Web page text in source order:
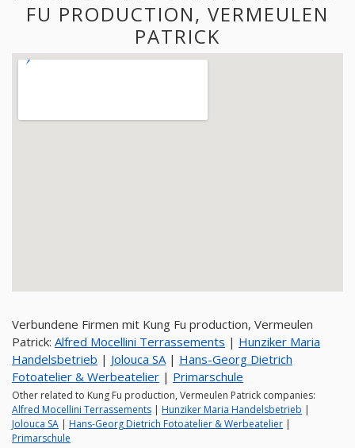
FU PRODUCTION, VERMEULEN
PATRICK
Verbundene Firmen mit Kung Fu production, Vermeulen
Patrick: Alfred Mocellini Terrassements | Hunziker Maria
Handelsbetrieb | Jolouca SA | Hans-Georg Dietrich
Fotoatelier & Werbeatelier | Primarschule
Other related to Kung Fu production, Vermeulen Patrick companies:
Alfred Mocellini Terrassements | Hunziker Maria Handelsbetrieb |
Jolouca SA | Hans-Georg Dietrich Fotoatelier & Werbeatelier |
Primarschule